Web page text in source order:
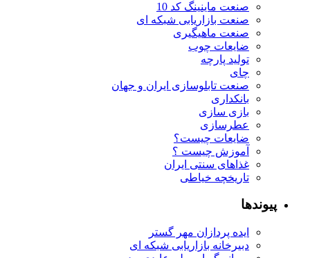
صنعت ماینینگ کد 10
صنعت بازاریابی شبکه ای
صنعت ماهیگیری
ضایعات چوب
تولید پارچه
چای
صنعت تابلوسازی ایران و جهان
بانکداری
بازی سازی
عطرسازی
ضایعات چیست؟
آموزش چیست ؟
غذاهای سنتی ایران
تاریخچه خیاطی
پیوندها
ایده پردازان مهر گستر
دبیرخانه بازاریابی شبکه ای